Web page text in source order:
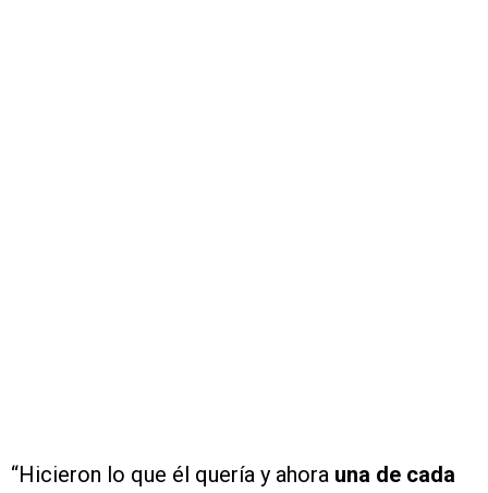
“Hicieron lo que él quería y ahora una de cada